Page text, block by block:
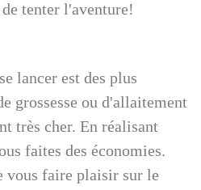
tenter l'aventure!
lancer est des plus
grossesse ou d'allaitement
très cher. En réalisant
faites des économies.
vous faire plaisir sur le